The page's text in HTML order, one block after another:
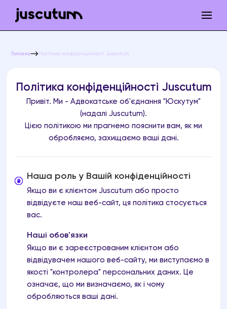
Головна Політика конфіденційності Juscutum
Політика конфіденційності Juscutum
Привіт. Ми - Адвокатське об'єднання "Юскутум"
(надалі Juscutum).
Цією політикою ми прагнемо пояснити вам, як ми
обробляємо, захищаємо ваші дані.
Наша роль у Вашій конфіденційності
Якщо ви є клієнтом Juscutum або просто
відвідуєте наш веб-сайт, ця політика стосується
вас.
Наші обов'язки
Якщо ви є зареєстрованим клієнтом або
відвідувачем нашого веб-сайту, ми виступаємо в
якості "контролера" персональних даних. Це
означає, що ми визначаємо, як і чому
обробляються ваші дані.